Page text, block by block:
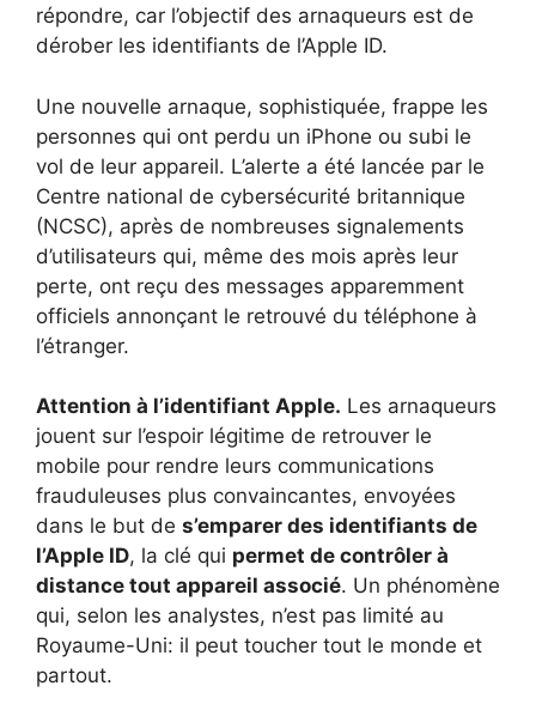
répondre, car l’objectif des arnaqueurs est de
dérober les identifiants de l’Apple ID.
Une nouvelle arnaque, sophistiquée, frappe les
personnes qui ont perdu un iPhone ou subi le
vol de leur appareil. L’alerte a été lancée par le
Centre national de cybersécurité britannique
(NCSC), après de nombreuses signalements
d’utilisateurs qui, même des mois après leur
perte, ont reçu des messages apparemment
officiels annonçant le retrouvé du téléphone à
l’étranger.
Attention à l’identifiant Apple. Les arnaqueurs
jouent sur l’espoir légitime de retrouver le
mobile pour rendre leurs communications
frauduleuses plus convaincantes, envoyées
dans le but de s’emparer des identifiants de
l’Apple ID, la clé qui permet de contrôler à
distance tout appareil associé. Un phénomène
qui, selon les analystes, n’est pas limité au
Royaume-Uni: il peut toucher tout le monde et
partout.